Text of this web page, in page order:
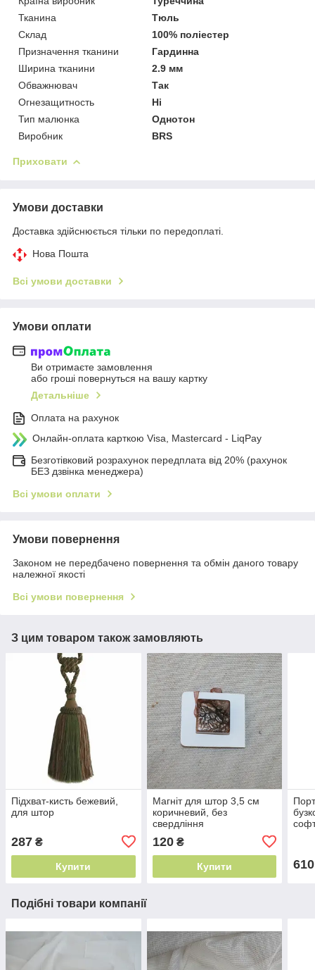
Тканина
Тюль
Склад
100% поліестер
Призначення тканини
Гардинна
Ширина тканини
2.9 мм
Обважнювач
Так
Огнезащитность
Ні
Тип малюнка
Однотон
Виробник
BRS
Приховати
Умови доставки
Доставка здійснюється тільки по передоплаті.
Нова Пошта
Всі умови доставки
Умови оплати
Ви отримаєте замовлення
або гроші повернуться на вашу картку
Детальніше
Оплата на рахунок
Онлайн-оплата карткою Visa, Mastercard - LiqPay
Безготівковий розрахунок передплата від 20% (рахунок
БЕЗ дзвінка менеджера)
Всі умови оплати
Умови повернення
Законом не передбачено повернення та обмін даного товару
належної якості
Всі умови повернення
З цим товаром також замовляють
Підхват-кисть бежевий,
для штор
287 ₴
Купити
Магніт для штор 3,5 см
коричневий, без
свердління
120₴
Купити 610
Подібні товари компанії